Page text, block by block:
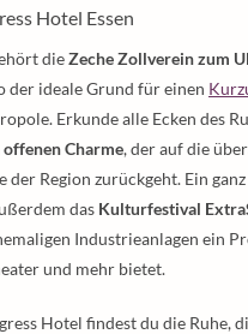
Hotel Essen
dieZeche Zollverein zum
der ideale Grund für einen
Erkunde alle Ecken des
Charme, der auf die
der Region zurückgeht. Ein
das Kulturfestival
Industrieanlagen ein
und mehr bietet.
Hotel findest du die Ruhe,